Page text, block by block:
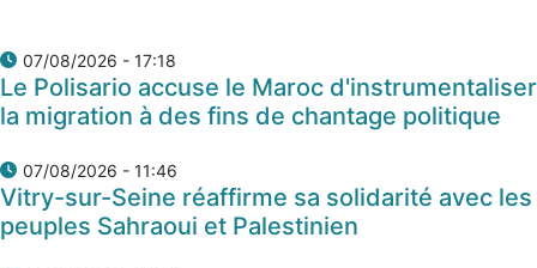
07/08/2026 - 17:18
Le Polisario accuse le Maroc d'instrumentaliser
la migration à des fins de chantage politique
07/08/2026 - 11:46
Vitry-sur-Seine réaffirme sa solidarité avec les
peuples Sahraoui et Palestinien